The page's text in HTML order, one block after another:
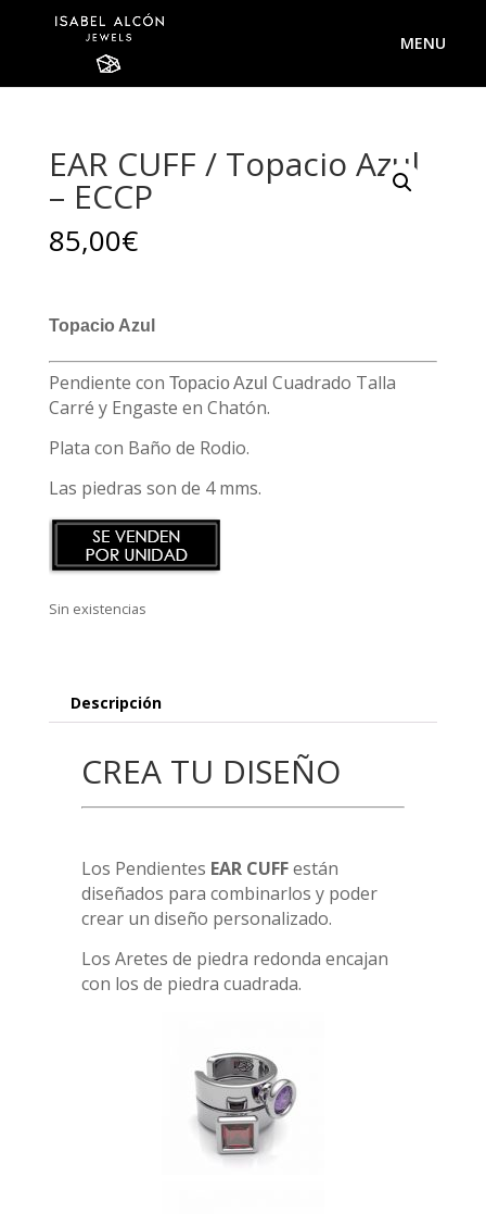
EAR CUFF / Topacio Azul
– ECCP
85,00€
Topacio Azul
Pendiente con Topacio Azul Cuadrado Talla
Carré y Engaste en Chatón.
Plata con Baño de Rodio.
Las piedras son de 4 mms.
Sin existencias
Descripción
CREA TU DISEÑO
Los Pendientes EAR CUFFestán
diseñados para combinarlos y poder
crear un diseño personalizado.
Los Aretes de piedra redonda encajan
con los de piedra cuadrada.